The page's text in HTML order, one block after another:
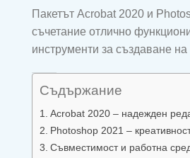
Пакетът Acrobat 2020 и
съчетание отлично
инструменти за създаване
Съдържание
Acrobat 2020 – надежден
Photoshop 2021 –
Съвместимост и работна